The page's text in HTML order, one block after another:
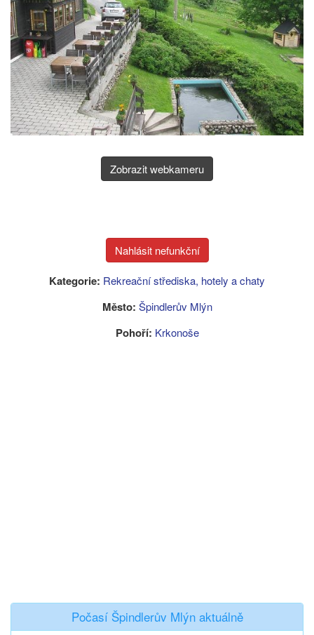
Zobrazit webkameru
Kategorie: Rekreační střediska, hotely a chaty
Město: Špindlerův Mlýn
Pohoří: Krkonoše
Počasí Špindlerův Mlýn aktuálně